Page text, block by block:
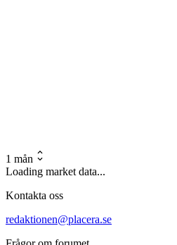
1 mån
Loading market data...
Kontakta oss
redaktionen@placera.se